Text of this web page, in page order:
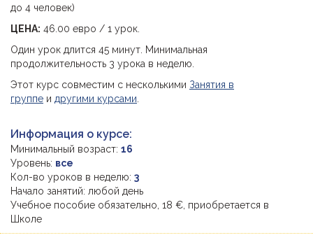
до 4 человек)
ЦЕНА: 46.00 евро / 1 урок.
Один урок длится 45 минут. Минимальная
продолжительность 3 урока в неделю.
Этот курс совместим с несколькими Занятия в
группе и другими курсами
Информация о курсе:
Минимальный возраст: 16
Уровень: все
Кол-во уроков в неделю: 3
Начало занятий: любой день
Учебное пособие обязательно, 18 €, приобретается в
Школе